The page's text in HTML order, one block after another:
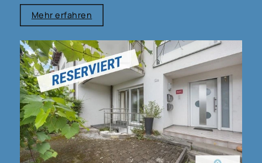
Mehr erfahren